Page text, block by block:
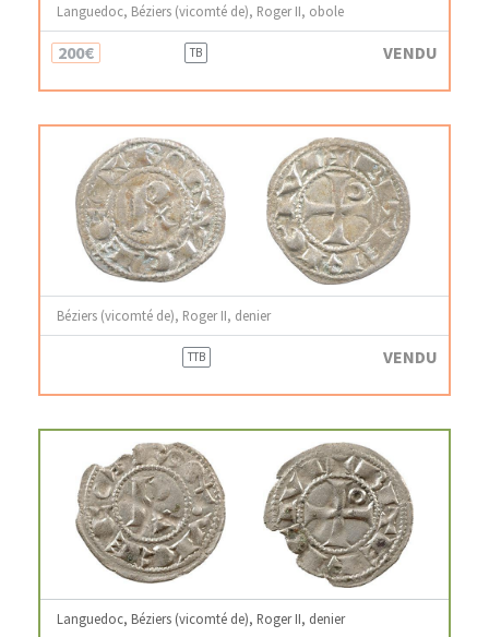
Languedoc, Béziers (vicomté de), Roger II, obole
200€ TB VENDU
Béziers (vicomté de), Roger II, denier
TTB VENDU
Languedoc, Béziers (vicomté de), Roger II, denier